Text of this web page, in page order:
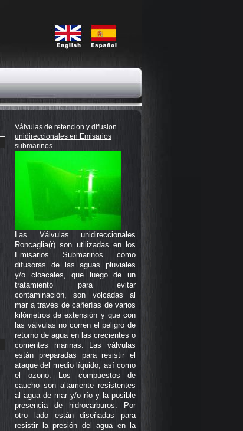
Válvulas de retencion y difusion
unidireccionales en Emisarios
submarinos
Las Válvulas unidireccionales
Roncaglia(r) son utilizadas en los
Emisarios Submarinos como
difusoras de las aguas pluviales
y/o cloacales, que luego de un
tratamiento para evitar
contaminación, son volcadas al
mar a través de cañerías de varios
kilómetros de extensión y que con
las válvulas no corren el peligro de
retorno de agua en las crecientes o
corrientes marinas. Las válvulas
están preparadas para resistir el
ataque del medio líquido, así como
el ozono. Los compuestos de
caucho son altamente resistentes
al agua de mar y/o río y la posible
presencia de hidrocarburos. Por
otro lado están diseñadas para
resistir la presión del agua en la